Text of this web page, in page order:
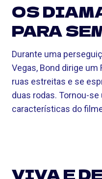
OS
PARA
Durante uma
Vegas, Bond dirige
ruas estreitas e se
duas rodas. Tornou-
características do
VIVA E